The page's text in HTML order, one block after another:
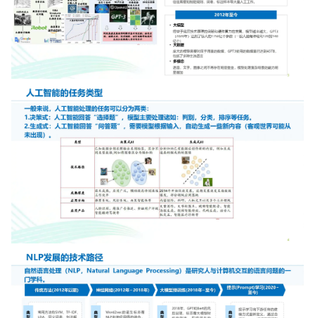
商家社区 社群交流
合作共进
认证服务商 设计服务商
数据通服务